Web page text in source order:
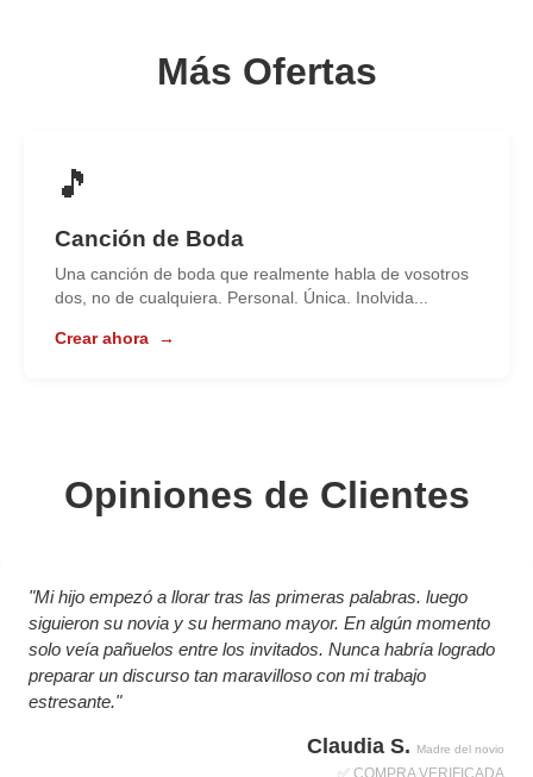
Más Ofertas
🎵
Canción de Boda
Una canción de boda que realmente habla de vosotros
dos, no de cualquiera. Personal. Única. Inolvida...
Crear ahora →
Opiniones de Clientes
"Mi hijo empezó a llorar tras las primeras palabras. luego
siguieron su novia y su hermano mayor. En algún momento
solo veía pañuelos entre los invitados. Nunca habría logrado
preparar un discurso tan maravilloso con mi trabajo
estresante."
Claudia S. Madre del novio
✅ COMPRA VERIFICADA